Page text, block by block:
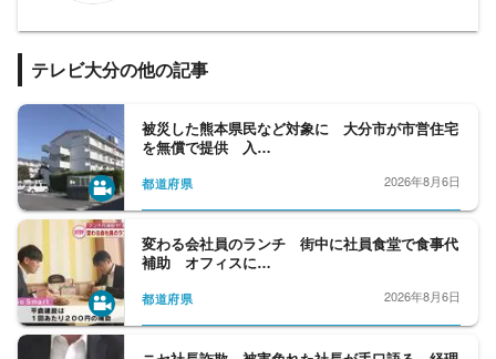
テレビ大分の他の記事
被災した熊本県民など対象に 大分市が市営住宅
を無償で提供 入…
都道府県 2026年8月6日
変わる会社員のランチ 街中に社員食堂で食事代
補助 オフィスに…
都道府県 2026年8月6日